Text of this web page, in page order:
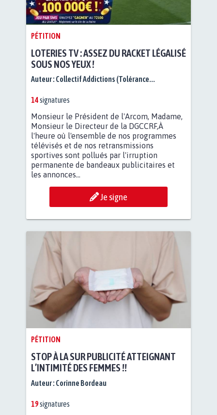
PÉTITION
LOTERIES TV : ASSEZ DU RACKET LÉGALISÉ
SOUS NOS YEUX !
Auteur : Collectif Addictions (Tolérance...
14signatures
Monsieur le Président de l'Arcom, Madame,
Monsieur le Directeur de la DGCCRF,À
l'heure où l'ensemble de nos programmes
télévisés et de nos retransmissions
sportives sont pollués par l'irruption
permanente de bandeaux publicitaires et
les annonces...
Je signe
PÉTITION
STOP À LA SUR PUBLICITÉ ATTEIGNANT
L’INTIMITÉ DES FEMMES !!
Auteur : Corinne Bordeau
19signatures